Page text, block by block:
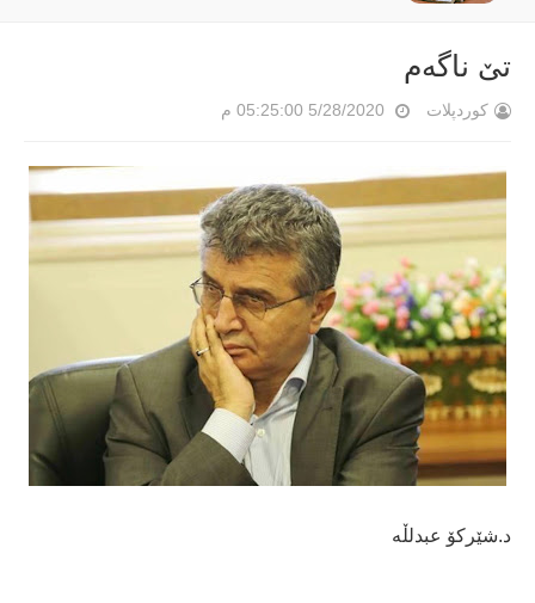
تێ ناگەم
کوردپلات 5/28/2020 05:25:00 م
د.شێركۆ عبدلڵە